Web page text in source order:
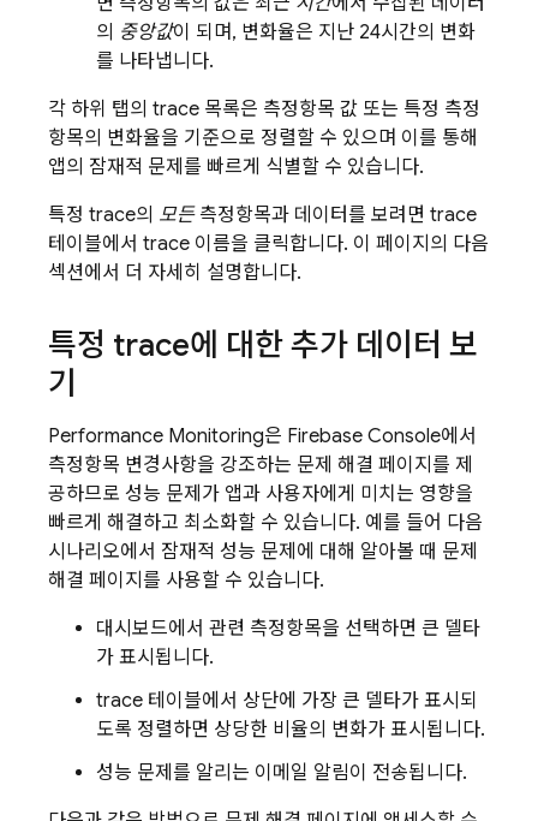
의 중앙값이 되며, 변화율은 지난 24시간의 변화
를 나타냅니다.
각 하위 탭의 trace 목록은 측정항목 값 또는 특정 측정
항목의 변화율을 기준으로 정렬할 수 있으며 이를 통해
앱의 잠재적 문제를 빠르게 식별할 수 있습니다.
특정 trace의 모든측정항목과 데이터를 보려면 trace
테이블에서 trace 이름을 클릭합니다. 이 페이지의 다음
섹션에서 더 자세히 설명합니다.
특정 trace에 대한 추가 데이터 보
기
Performance Monitoring은 Firebase Console에서
측정항목 변경사항을 강조하는 문제 해결 페이지를 제
공하므로 성능 문제가 앱과 사용자에게 미치는 영향을
빠르게 해결하고 최소화할 수 있습니다. 예를 들어 다음
시나리오에서 잠재적 성능 문제에 대해 알아볼 때 문제
해결 페이지를 사용할 수 있습니다.
대시보드에서 관련 측정항목을 선택하면 큰 델타
가 표시됩니다.
trace 테이블에서 상단에 가장 큰 델타가 표시되
도록 정렬하면 상당한 비율의 변화가 표시됩니다.
성능 문제를 알리는 이메일 알림이 전송됩니다.